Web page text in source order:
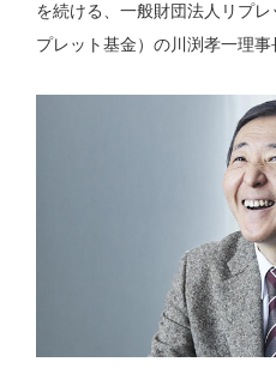
を続ける、一般財団法人リプ
プレット基金）の川渕孝一理事